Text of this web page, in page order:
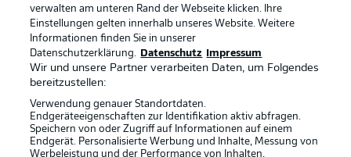
Partner Spieler
Liveticker
verwalten am unteren Rand der Webseite klicken. Ihre
Einstellungen gelten innerhalb unseres Website. Weitere
Informationen finden Sie in unserer
Datenschutzerklärung.
Datenschutz Impressum
Wir und unsere Partner verarbeiten Daten, um Folgendes
bereitzustellen:
Verwendung genauer Standortdaten.
Endgeräteeigenschaften zur Identifikation aktiv abfragen.
Speichern von oder Zugriff auf Informationen auf einem
Endgerät. Personalisierte Werbung und Inhalte, Messung von
Werbeleistung und der Performance von Inhalten,